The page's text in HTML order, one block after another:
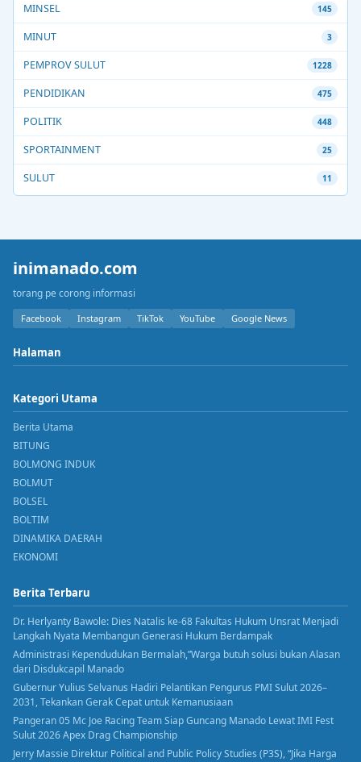
MINSEL 145
MINUT 3
PEMPROV SULUT 1228
PENDIDIKAN 475
POLITIK 448
SPORTAINMENT 25
SULUT 11
inimanado.com
torang pe corong informasi
Facebook Instagram TikTok YouTube Google News
Halaman
Kategori Utama
Berita Utama
BITUNG
BOLMONG INDUK
BOLMUT
BOLSEL
BOLTIM
DINAMIKA DAERAH
EKONOMI
Berita Terbaru
Dr. Herlyanty Bawole: Dies Natalis ke-68 Fakultas Hukum Unsrat Menjadi
Langkah Nyata Membangun Generasi Hukum Berdampak
Administrasi Kependudukan Bermalah,”Warga butuh solusi bukan Alasan
dari Disdukcapil Manado
Gubernur Yulius Selvanus Hadiri Pelantikan Pengurus PMI Sulut 2026–
2031, Tekankan Gerak Cepat untuk Kemanusiaan
Pangeran 05 Mc Joe Racing Team Siap Guncang Manado Lewat IMI Fest
Sulut 2026 Apex Drag Championship
Jerry Massie Direktur Political and Public Policy Studies (P3S), “Jika Harga